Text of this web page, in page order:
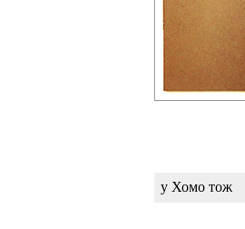
у Хомо тож